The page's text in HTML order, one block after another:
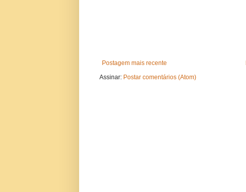
Postagem mais recente
Assinar: Postar comentários (Atom)